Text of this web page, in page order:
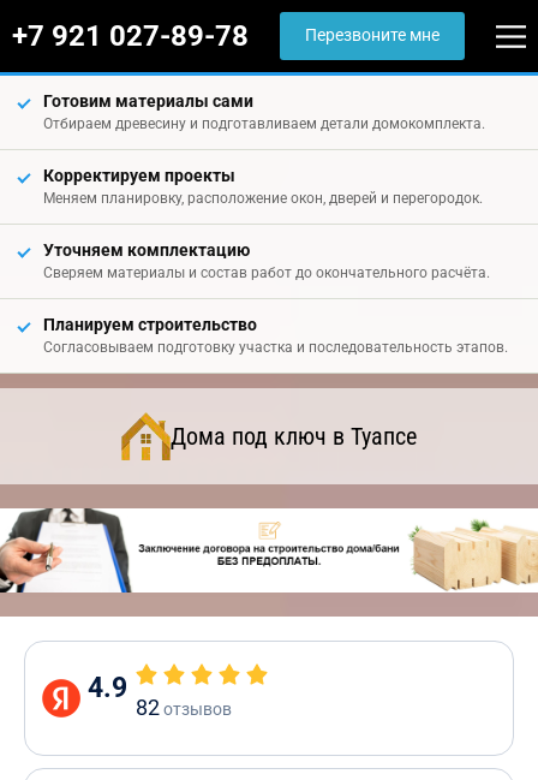
+7 921 027-89-78 Перезвоните мне
Готовим материалы сами
Отбираем древесину и подготавливаем детали домокомплекта.
Корректируем проекты
Меняем планировку, расположение окон, дверей и перегородок.
Уточняем комплектацию
Сверяем материалы и состав работ до окончательного расчёта.
Планируем строительство
Согласовываем подготовку участка и последовательность этапов.
Дома под ключ в Туапсе
4.9
82отзывов